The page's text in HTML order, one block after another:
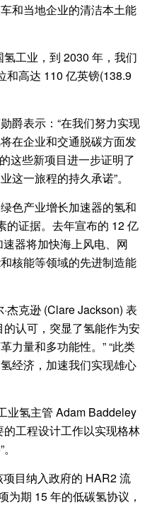
和当地企业的清洁本土能
工业，到 2030 年，我们
和高达 110 亿英镑(138.9
爵表示：“在我们努力实现
在企业和交通脱碳方面发
这些新项目进一步证明了
这一旅程的持久承诺”。
色产业增长加速器的氢和
的证据。去年宣布的 12 亿
器将加快海上风电、网
核能等领域的先进制造能
杰克逊 (Clare Jackson) 表
认可，突显了氢能作为安
力量和多功能性。” “此类
经济，加速我们实现雄心
业氢主管 Adam Baddeley
工程设计工作以实现格林
目纳入政府的 HAR2 流
为期 15 年的低碳氢协议，